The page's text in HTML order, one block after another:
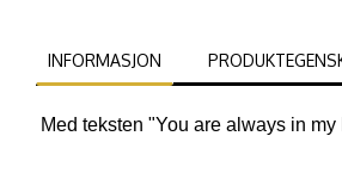
INFORMASJON
Med teksten "You are always in